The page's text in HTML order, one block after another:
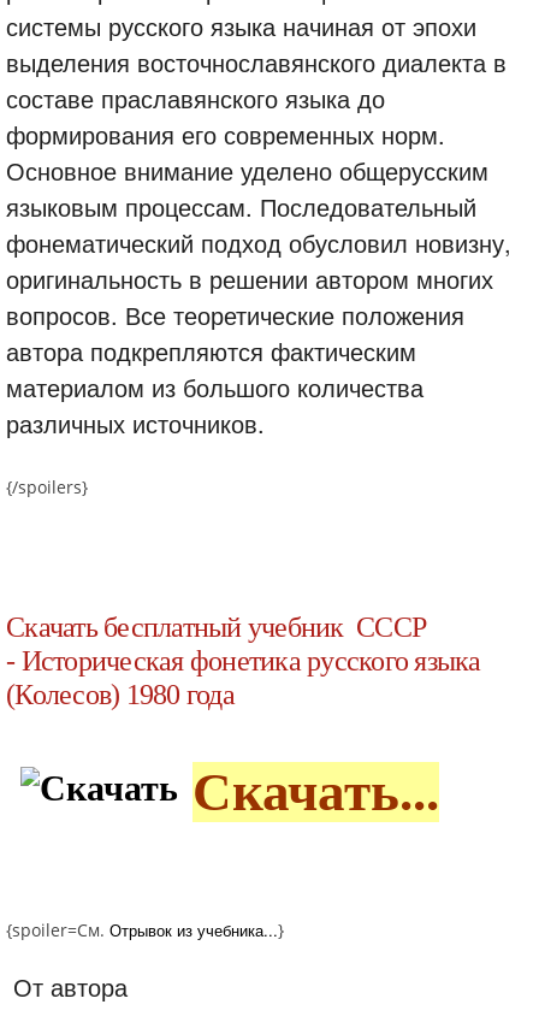
системы русского языка начиная от эпохи
выделения восточнославянского диалекта в
составе праславянского языка до
формирования его современных норм.
Основное внимание уделено общерусским
языковым процессам. Последовательный
фонематический подход обусловил новизну,
оригинальность в решении автором многих
вопросов. Все теоретические положения
автора подкрепляются фактическим
материалом из большого количества
различных источников.
{/spoilers}
Скачать бесплатный учебник СССР
- Историческая фонетика русского языка
(Колесов) 1980 года
Скачать...
{spoiler=См. Отрывок из учебника...}
От автора